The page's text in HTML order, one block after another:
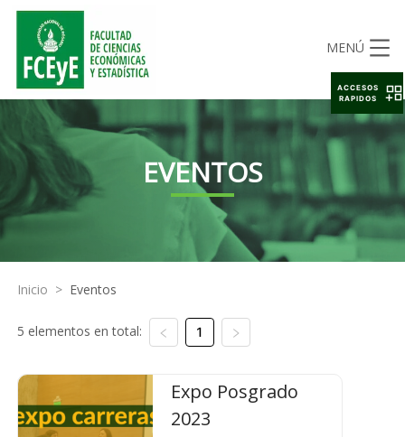
MENÚ
EVENTOS
Inicio > Eventos
5 elementos en total: 1
Expo Posgrado
2023
ACCESOS
RAPIDOS